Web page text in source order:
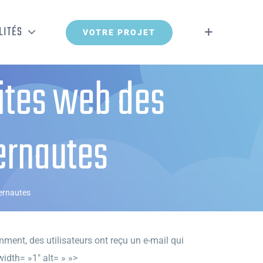
VOTRE PROJET
web des
des utilisateurs ont reçu un e-mail qui
»1″ alt= » »>